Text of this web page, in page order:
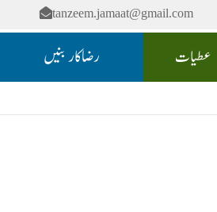
tanzeem.jamaat@gmail.com
عطیات رضاکار بنیں